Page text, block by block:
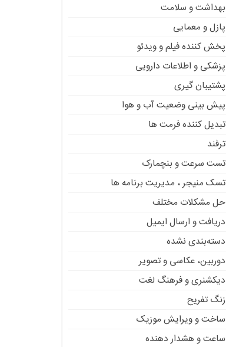
بهداشت و سلامت
پازل و معمایی
پخش کننده فیلم و ویدئو
پزشکی و اطلاعات دارویی
پشتیبان گیری
پیش بینی وضعیت آب و هوا
تبدیل کننده فرمت ها
ترفند
تست سرعت و بنچمارک
تسک منیجر ، مدیریت برنامه ها
حل مشکلات مختلف
دریافت و ارسال ایمیل
دسته‌بندی نشده
دوربین، عکاسی و تصویر
دیکشنری و فرهنگ لغت
زنگ تفریح
ساخت و ویرایش موزیک
ساعت و هشدار دهنده